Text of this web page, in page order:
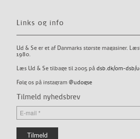
Links og info
Ud & Se er et af Danmarks største magasiner.
1980.
Læs Ud & Se tilbage til 2005 på dsb.dk/om-dsb/
Følg os på instagram @udogse
Tilmeld nyhedsbrev